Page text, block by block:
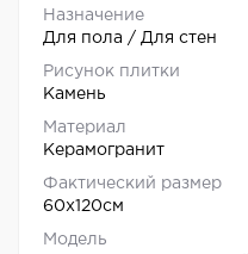
Назначение
Для пола / Для стен
Рисунок плитки
Камень
Материал
Керамогранит
Фактический размер
60x120см
Модель